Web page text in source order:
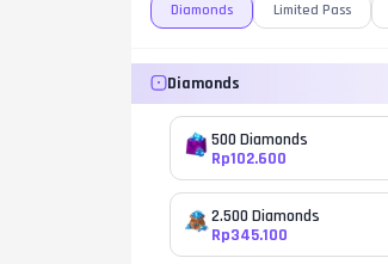
Diamonds Limited Pass
Diamonds
500 Diamonds
Rp102.600
2.500 Diamonds
Rp345.100